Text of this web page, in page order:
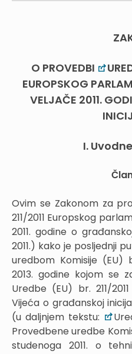
O PROVEDBI
EUROPSKOG
VELJAČE 2011.
I.
Ovim se Zakonom za
211/2011 Europskog
2011. godine o
2011.) kako je posljednji
uredbom Komisije (EU)
2013. godine kojom se
Uredbe (EU) br. 211/
Vijeća o građanskoj
(u daljnjem tekstu:
Provedbene uredbe
studenoga 2011. o